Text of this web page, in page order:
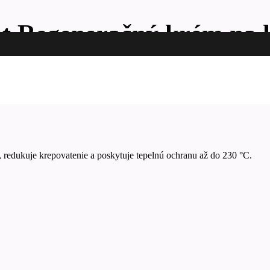
Regeneračný krém na
krepovatenie a poskytuje tepelnú ochranu až do 230 °C.